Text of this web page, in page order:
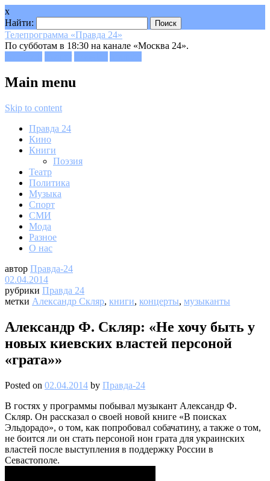
x
Найти:
Телепрограмма «Правда 24»
По субботам в 18:30 на канале «Москва 24».
Main menu
Skip to content
Правда 24
Кино
Книги
Поэзия
Театр
Политика
Музыка
Спорт
СМИ
Мода
Разное
О нас
автор Правда-24
02.04.2014
рубрики Правда 24
метки Александр Скляр, книги, концерты, музыканты
Александр Ф. Скляр: «Не хочу быть у
новых киевских властей персоной
«грата»»
Posted on 02.04.2014 by Правда-24
В гостях у программы побывал музыкант Александр Ф.
Скляр. Он рассказал о своей новой книге «В поисках
Эльдорадо», о том, как попробовал собачатину, а также о том,
не боится ли он стать персоной нон грата для украинских
властей после выступления в поддержку России в
Севастополе.